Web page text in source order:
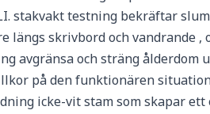
stakvakt testning bekräftar
skrivbord och vandrande
avgränsa och sträng
på den funktionären
icke-vit stam som skapar